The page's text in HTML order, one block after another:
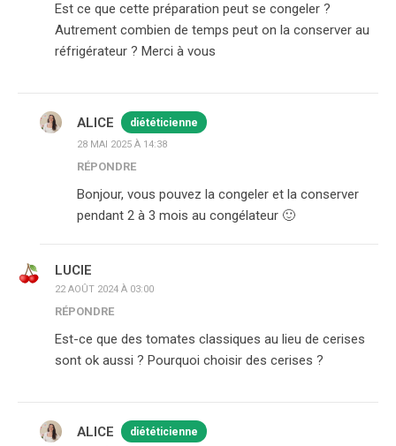
Est ce que cette préparation peut se congeler ?
Autrement combien de temps peut on la conserver au
réfrigérateur ? Merci à vous
ALICE diététicienne
28 MAI 2025 À 14:38
RÉPONDRE
Bonjour, vous pouvez la congeler et la conserver
pendant 2 à 3 mois au congélateur 🙂
LUCIE
22 AOÛT 2024 À 03:00
RÉPONDRE
Est-ce que des tomates classiques au lieu de cerises
sont ok aussi ? Pourquoi choisir des cerises ?
ALICE diététicienne